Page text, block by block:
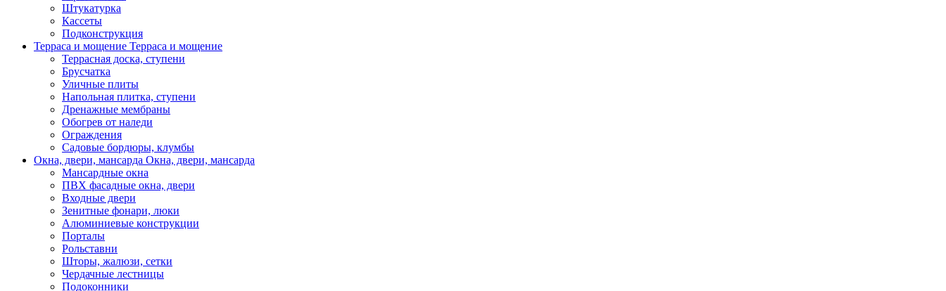
Штукатурка
Кассеты
Подконструкция
Терраса и мощение Терраса и мощение
Террасная доска, ступени
Брусчатка
Уличные плиты
Напольная плитка, ступени
Дренажные мембраны
Обогрев от наледи
Ограждения
Садовые бордюры, клумбы
Окна, двери, мансарда Окна, двери, мансарда
Мансардные окна
ПВХ фасадные окна, двери
Входные двери
Зенитные фонари, люки
Алюминиевые конструкции
Порталы
Рольставни
Шторы, жалюзи, сетки
Чердачные лестницы
Подоконники